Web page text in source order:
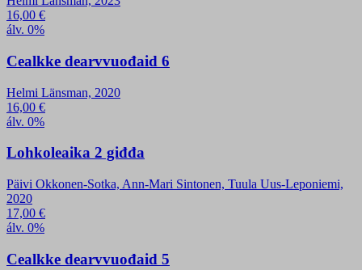
16,00 €
álv. 0%
Cealkke dearvvuođaid 6
Helmi Länsman, 2020
16,00 €
álv. 0%
Lohkoleaika 2 giđđa
Päivi Okkonen-Sotka, Ann-Mari Sintonen, Tuula Uus-Leponiemi,
2020
17,00 €
álv. 0%
Cealkke dearvvuođaid 5